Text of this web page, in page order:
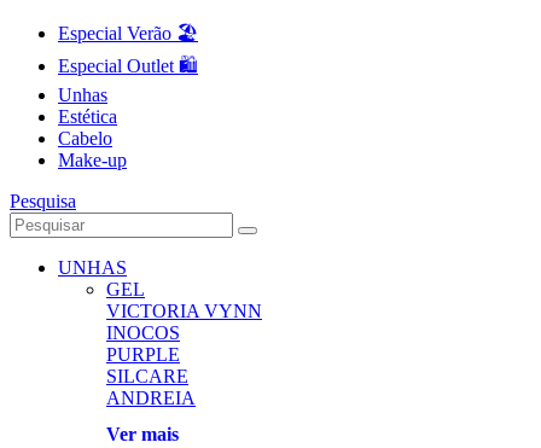
Especial Verão 🏖️
Especial Outlet 🛍️
Unhas
Estética
Cabelo
Make-up
Pesquisa
UNHAS
GEL
VICTORIA VYNN
INOCOS
PURPLE
SILCARE
ANDREIA
Ver mais